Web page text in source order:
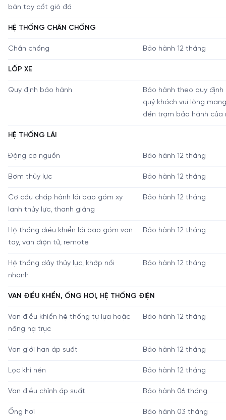
bàn tay cốt giò đá
HỆ THỐNG CHÂN CHỐNG
Chân chống Bảo hành 12 tháng
LỐP XE
Quy định bảo hành
Bảo hành theo quy định
quý khách vui lòng
đến trạm bảo hành của
HỆ THỐNG LÁI
Động cơ nguồn Bảo hành 12 tháng
Bơm thủy lực Bảo hành 12 tháng
Cơ cấu chấp hành lái bao gồm xy
lanh thủy lực, thanh giằng
Bảo hành 12 tháng
Hệ thống điều khiển lái bao gồm van
tay, van điện tử, remote
Bảo hành 12 tháng
Hệ thống dây thủy lực, khớp nối
nhanh
Bảo hành 12 tháng
VAN ĐIỀU KHIỂN, ỐNG HƠI, HỆ THỐNG ĐIỆN
Van điều khiển hệ thống tự lựa hoặc
nâng hạ trục
Bảo hành 12 tháng
Van giới hạn áp suất Bảo hành 12 tháng
Lọc khí nén Bảo hành 12 tháng
Van điều chỉnh áp suất Bảo hành 06 tháng
Ống hơi Bảo hành 03 tháng